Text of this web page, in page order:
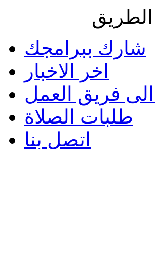
شارك ببرامجك
اخر الاخبار
فريق العمل
طلبات الصلاة
اتصل بنا